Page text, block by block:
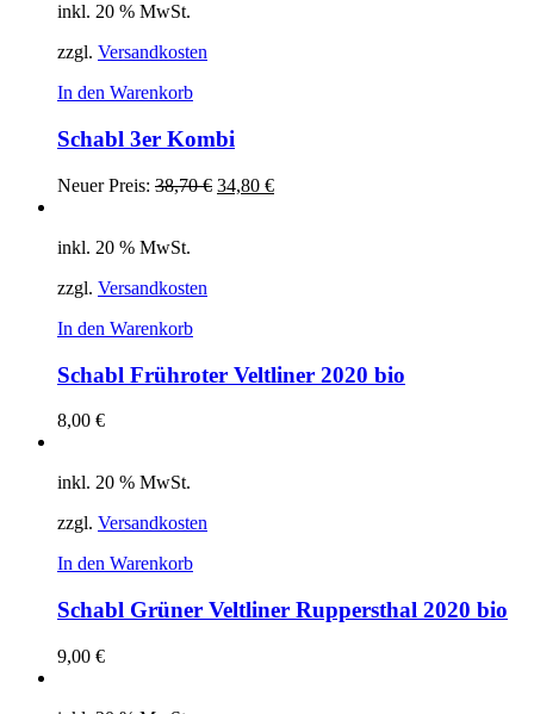
inkl. 20 % MwSt.
zzgl. Versandkosten
In den Warenkorb
Schabl 3er Kombi
Neuer Preis: 38,70€ 34,80 €
inkl. 20 % MwSt.
zzgl. Versandkosten
In den Warenkorb
Schabl Frühroter Veltliner 2020 bio
8,00 €
inkl. 20 % MwSt.
zzgl. Versandkosten
In den Warenkorb
Schabl Grüner Veltliner Ruppersthal 2020 bio
9,00 €